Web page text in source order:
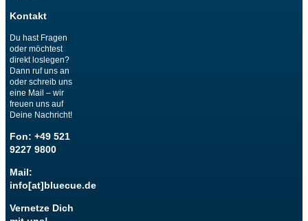
Kontakt
Du hast Fragen
oder möchtest
direkt loslegen?
Dann ruf uns an
oder schreib uns
eine Mail – wir
freuen uns auf
Deine Nachricht!
Fon: +49 521
9227 9800
Mail:
info[at]bluecue.de
Vernetze Dich